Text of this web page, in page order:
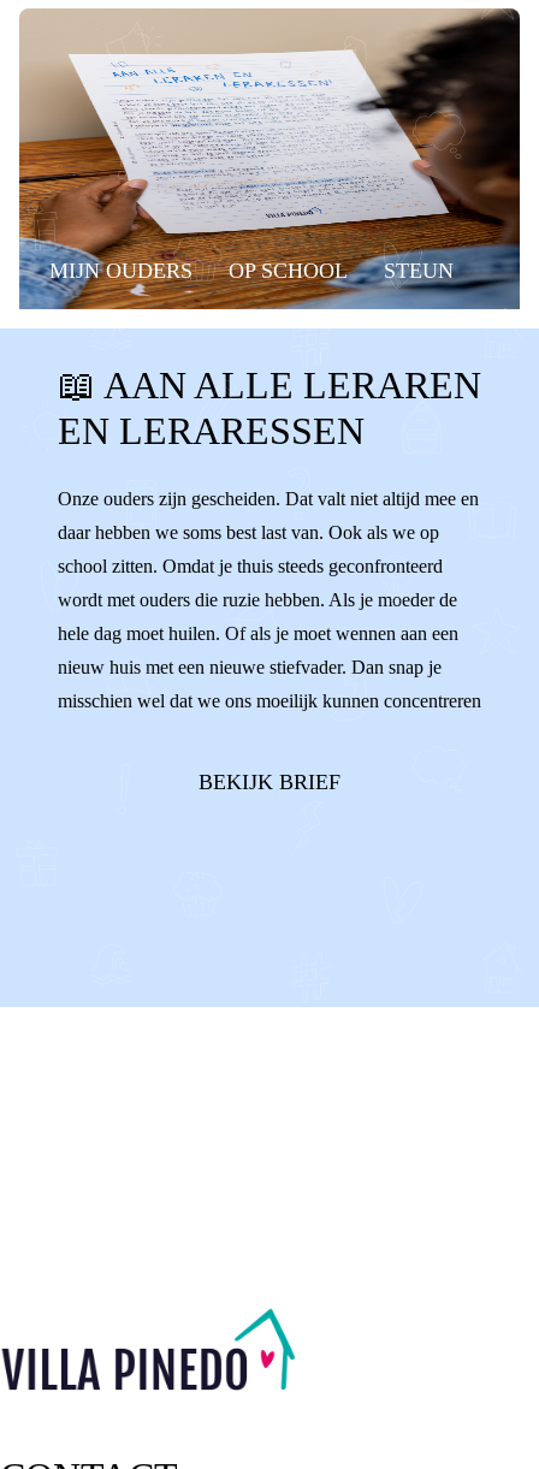
MIJN OUDERS OP SCHOOL STEUN
HELPEN GESCHEIDEN OUDERS
AANDACHT BASISSCHOOL SCHOOL
STEUNEN LERAREN LERARESSEN
DOCENTEN IB-ER KLAS GROEP 8
GROEP 7 LUISTEREN
📖 AAN ALLE LERAREN
EN LERARESSEN
Onze ouders zijn gescheiden. Dat valt niet altijd mee en
daar hebben we soms best last van. Ook als we op
school zitten. Omdat je thuis steeds geconfronteerd
wordt met ouders die ruzie hebben. Als je moeder de
hele dag moet huilen. Of als je moet wennen aan een
nieuw huis met een nieuwe stiefvader. Dan snap je
misschien wel dat we ons moeilijk kunnen concentreren
BEKIJK BRIEF